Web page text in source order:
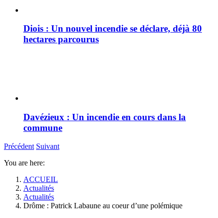
Diois : Un nouvel incendie se déclare, déjà 80
hectares parcourus
Davézieux : Un incendie en cours dans la
commune
Précédent Suivant
You are here:
ACCUEIL
Actualités
Actualités
Drôme : Patrick Labaune au coeur d’une polémique